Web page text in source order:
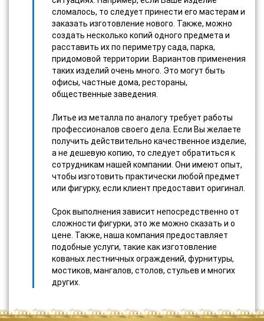
сломалось, то следует принести его мастерам и
заказать изготовление нового. Также, можно
создать несколько копий одного предмета и
расставить их по периметру сада, парка,
придомовой территории. Вариантов применения
таких изделий очень много. Это могут быть
офисы, частные дома, рестораны,
общественные заведения.
Литье из металла по аналогу требует работы
профессионалов своего дела. Если Вы желаете
получить действительно качественное изделие,
а не дешевую копию, то следует обратиться к
сотрудникам нашей компании. Они имеют опыт,
чтобы изготовить практически любой предмет
или фигурку, если клиент предоставит оригинал.
Срок выполнения зависит непосредственно от
сложности фигурки, это же можно сказать и о
цене. Также, наша компания предоставляет
подобные услуги, такие как изготовление
кованых лестничных ограждений, фурнитуры,
мостиков, мангалов, столов, стульев и многих
других.